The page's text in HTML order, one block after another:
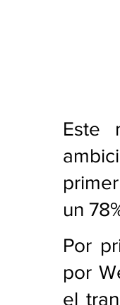
Este
un
Por
por
el